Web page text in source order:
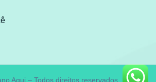
Aqui – Todos direitos reservados